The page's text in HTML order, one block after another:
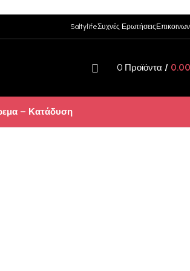
SaltylifeΣυχνές Ερωτήσεις
0 Προϊόντα / 0.00
– Κατάδυση